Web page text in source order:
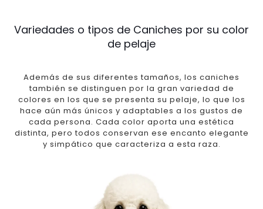
Variedades o tipos de Caniches por su color
de pelaje
Además de sus diferentes tamaños, los caniches
también se distinguen por la gran variedad de
colores en los que se presenta su pelaje, lo que los
hace aún más únicos y adaptables a los gustos de
cada persona. Cada color aporta una estética
distinta, pero todos conservan ese encanto elegante
y simpático que caracteriza a esta raza.